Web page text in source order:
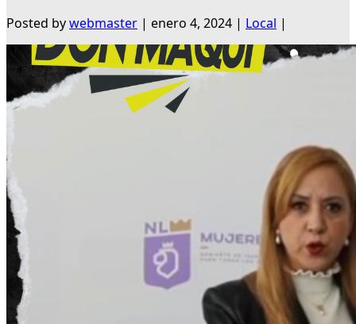
Posted bywebmaster | enero 4, 2024 | Local |